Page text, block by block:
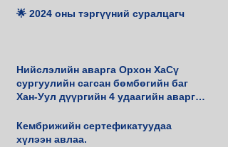
🌟 2024 оны тэргүүний суралцагч
Нийслэлийн аварга Орхон ХаСү
сургуулийн сагсан бөмбөгийн баг
Хан-Уул дүүргийн 4 удаагийн аварга
Кембрижийн сертефикатуудаа
хүлээн авлаа.